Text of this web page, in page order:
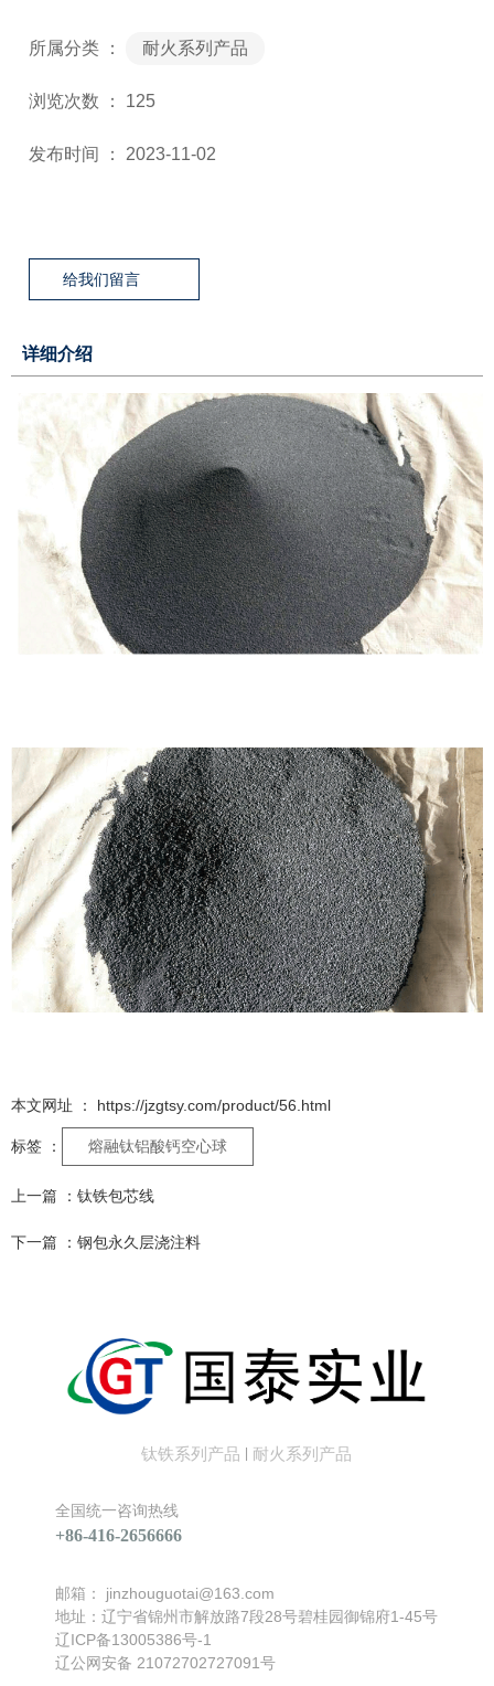
所属分类 ： 耐火系列产品
浏览次数 ： 125
发布时间 ： 2023-11-02
给我们留言
详细介绍
本文网址 ： https://jzgtsy.com/product/56.html
标签 ： 熔融钛铝酸钙空心球
上一篇 ： 钛铁包芯线
下一篇 ： 钢包永久层浇注料
钛铁系列产品 耐火系列产品
全国统一咨询热线
+86-416-2656666
邮箱：
jinzhouguotai@163.com
地址：辽宁省锦州市解放路7段28号碧桂园御锦府1-45号
辽ICP备13005386号-1
辽公网安备 21072702727091号